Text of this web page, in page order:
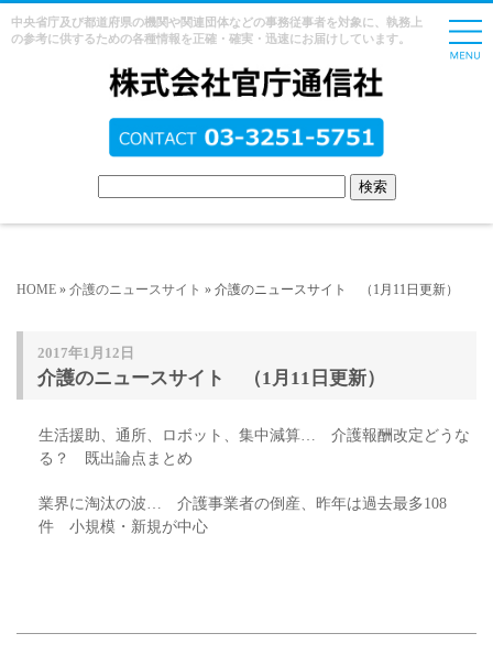
中央省庁及び都道府県の機関や関連団体などの事務従事者を対象に、執務上
の参考に供するための各種情報を正確・確実・迅速にお届けしています。
HOME » 介護のニュースサイト » 介護のニュースサイト （1月11日更新）
2017年1月12日
介護のニュースサイト （1月11日更新）
生活援助、通所、ロボット、集中減算… 介護報酬改定どうな
る？ 既出論点まとめ
業界に淘汰の波… 介護事業者の倒産、昨年は過去最多108
件 小規模・新規が中心